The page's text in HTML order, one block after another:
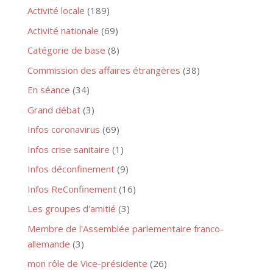
Activité locale (189)
Activité nationale (69)
Catégorie de base (8)
Commission des affaires étrangères (38)
En séance (34)
Grand débat(3)
Infos coronavirus (69)
Infos crise sanitaire (1)
Infos déconfinement(9)
Infos ReConfinement(16)
Les groupes d'amitié (3)
Membre de l'Assemblée parlementaire franco-
allemande (3)
mon rôle de Vice-présidente (26)